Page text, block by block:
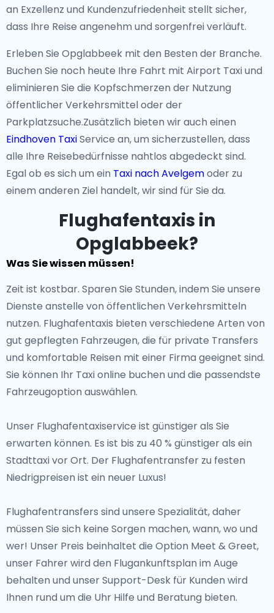
an Exzellenz und Kundenzufriedenheit stellt sicher,
dass Ihre Reise angenehm und sorgenfrei verläuft.
Erleben Sie Opglabbeek mit den Besten der Branche.
Buchen Sie noch heute Ihre Fahrt mit Airport Taxi und
eliminieren Sie die Kopfschmerzen der Nutzung
öffentlicher Verkehrsmittel oder der
Parkplatzsuche.Zusätzlich bieten wir auch einen
Eindhoven TaxiService an, um sicherzustellen, dass
alle Ihre Reisebedürfnisse nahtlos abgedeckt sind.
Egal ob es sich um ein Taxi nach Avelgemoder zu
einem anderen Ziel handelt, wir sind für Sie da.
Flughafentaxis in
Opglabbeek?
Was Sie wissen müssen!
Zeit ist kostbar. Sparen Sie Stunden, indem Sie unsere
Dienste anstelle von öffentlichen Verkehrsmitteln
nutzen. Flughafentaxis bieten verschiedene Arten von
gut gepflegten Fahrzeugen, die für private Transfers
und komfortable Reisen mit einer Firma geeignet sind.
Sie können Ihr Taxi online buchen und die passendste
Fahrzeugoption auswählen.
Unser Flughafentaxiservice ist günstiger als Sie
erwarten können. Es ist bis zu 40 % günstiger als ein
Stadttaxi vor Ort. Der Flughafentransfer zu festen
Niedrigpreisen ist ein neuer Luxus!
Flughafentransfers sind unsere Spezialität, daher
müssen Sie sich keine Sorgen machen, wann, wo und
wer! Unser Preis beinhaltet die Option Meet & Greet,
unser Fahrer wird den Flugankunftsplan im Auge
behalten und unser Support-Desk für Kunden wird
Ihnen rund um die Uhr Hilfe und Beratung bieten.